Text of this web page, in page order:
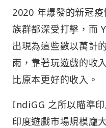
2020 年爆發的新冠
族群都深受打擊，
出現為這些數以萬計
雨，靠著玩遊戲的收
比原本更好的收入。
IndiGG 之所以瞄準
印度遊戲市場規模龐